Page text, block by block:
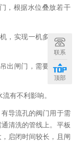
，根据水位叠放若干
实现一机多门，同
闸门，需要较高的
有不利影响。
导流孔的阀门用于需
清洗的管线上。平板
启闭时间较长，且闸
联系
顶部